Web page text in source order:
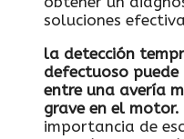
soluciones
la detección
defectuoso
entre una avería
grave en el motor.
importancia de